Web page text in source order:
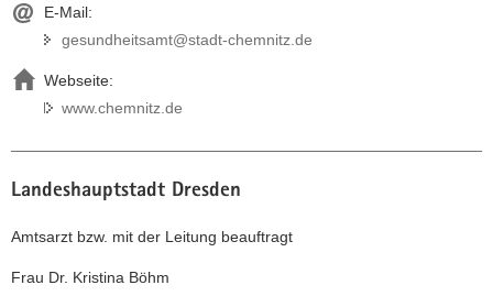
i
n
E-Mail:
gesundheitsamt@stadt-chemnitz.de
Webseite:
www.chemnitz.de
Landeshauptstadt Dresden
Amtsarzt bzw. mit der Leitung beauftragt
Frau Dr. Kristina Böhm